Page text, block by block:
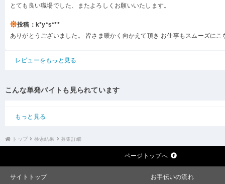
とても良い職場でした、またよろしくお願いいたします。
投稿：k*y*s***
ありがとうございました。 皆さま暖かく向かえて頂き お仕事もスムーズにこ
レビューをもっと見る
こんな単発バイトも見られています
もっと見る
トップ 検索結果 募集詳細
ページトップへ
サイトトップ
お手伝いの流れ